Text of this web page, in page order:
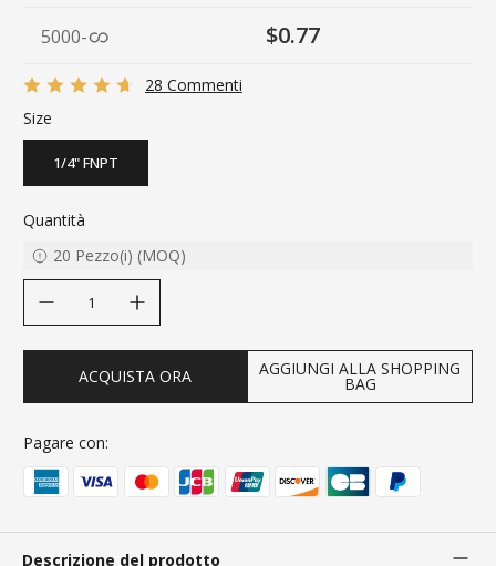
5000- $0.77
28 Commenti
Size
1/4" FNPT
Quantità
20 Pezzo(i) (MOQ)
ACQUISTA ORA AGGIUNGI ALLA SHOPPING
BAG
Pagare con:
Descrizione del prodotto